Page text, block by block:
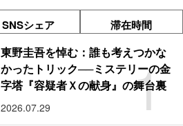
SNSシェア 滞在時間
1
東野圭吾を悼む：誰も考えつかな
かったトリック──ミステリーの金
字塔『容疑者Ｘの献身』の舞台裏
2026.07.29